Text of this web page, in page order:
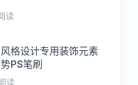
读
格设计专用装饰元素
PS笔刷
读